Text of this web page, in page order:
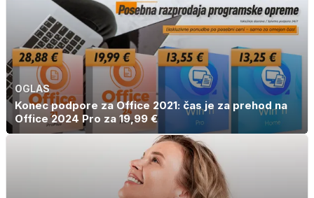
OGLAS
Konec podpore za Office 2021: čas je za prehod na
Office 2024 Pro za 19,99 €